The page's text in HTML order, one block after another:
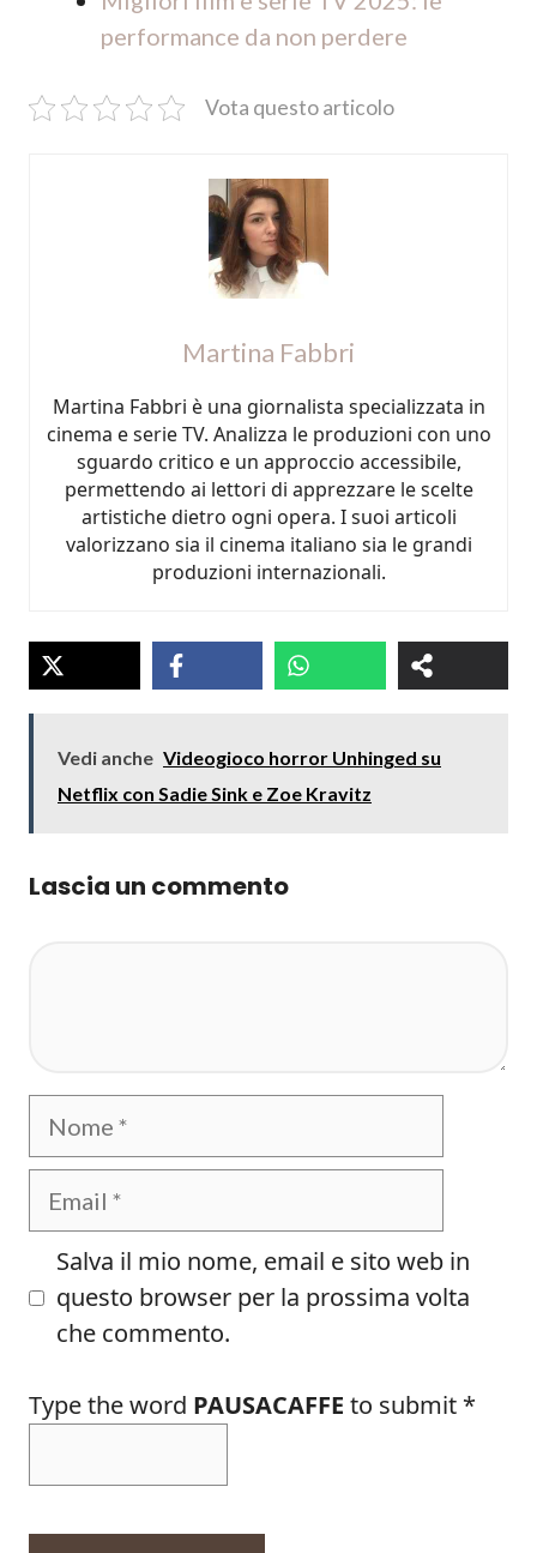
performance da non perdere
Vota questo articolo
Martina Fabbri
Martina Fabbri è una giornalista specializzata in
cinema e serie TV. Analizza le produzioni con uno
sguardo critico e un approccio accessibile,
permettendo ai lettori di apprezzare le scelte
artistiche dietro ogni opera. I suoi articoli
valorizzano sia il cinema italiano sia le grandi
produzioni internazionali.
Vedi anche Videogioco horror Unhinged su
Netflix con Sadie Sink e Zoe Kravitz
Lascia un commento
Nome
Email
Salva il mio nome, email e sito web in
questo browser per la prossima volta
che commento.
Type the word PAUSACAFFE to submit *